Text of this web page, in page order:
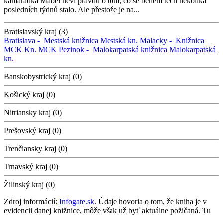
posledních týdnů stalo. Ale přestože je na...
Bratislavský kraj (3)
Bratislava - Mestská knižnica Mestská kn. Malacky - Knižnica
MCK Kn. MCK Pezinok - Malokarpatská knižnica Malokarpatská
kn.
Banskobystrický kraj (0)
Košický kraj (0)
Nitriansky kraj (0)
Prešovský kraj (0)
Trenčiansky kraj (0)
Trnavský kraj (0)
Žilinský kraj (0)
Zdroj informácií: Infogate.sk. Údaje hovoria o tom, že kniha je v
evidencii danej knižnice, môže však už byť aktuálne požičaná. Tu